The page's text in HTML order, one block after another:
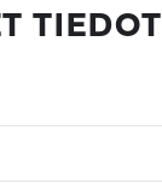
TIEDOT